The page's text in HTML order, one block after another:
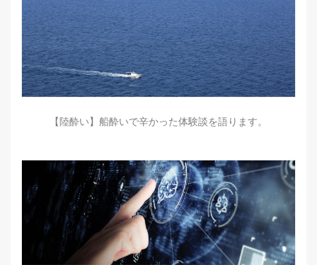
【陸酔い】船酔いで辛かった体験談を語ります。